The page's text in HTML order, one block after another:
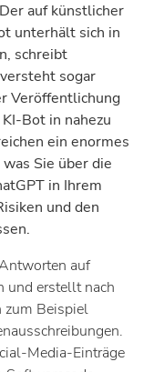
auf künstlicher
unterhält sich in
schreibt
sogar
Veröffentlichung
Bot in nahezu
ein enormes
Sie über die
in Ihrem
und den
auf
und erstellt nach
zum Beispiel
Media-Einträge